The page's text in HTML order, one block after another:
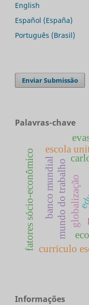
English
Español (España)
Português (Brasil)
Enviar Submissão
Palavras-chave
mundo do trabalhoglobalização
escola
banco mundial
currículo
fatores sócio-econômico
Informações